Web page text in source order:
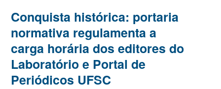
Conquista histórica: portaria
normativa regulamenta a
carga horária dos editores do
Laboratório e Portal de
Periódicos UFSC